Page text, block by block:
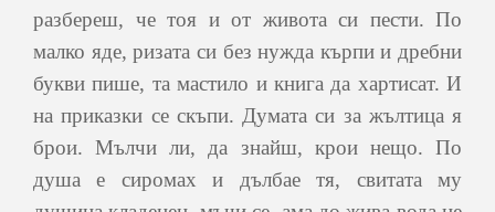
разбереш, че тоя и от живота си пести. По
малко яде, ризата си без нужда кърпи и дребни
букви пише, та мастило и книга да хартисат. И
на приказки се скъпи. Думата си за жълтица я
брои. Мълчи ли, да знайш, крои нещо. По
душа е сиромах и дълбае тя, свитата му